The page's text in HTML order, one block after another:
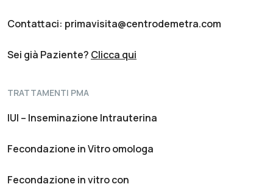
Contattaci: primavisita@centrodemetra.com
Sei già Paziente? Clicca qui
TRATTAMENTI PMA
IUI – Inseminazione Intrauterina
Fecondazione in Vitro omologa
Fecondazione in vitro con